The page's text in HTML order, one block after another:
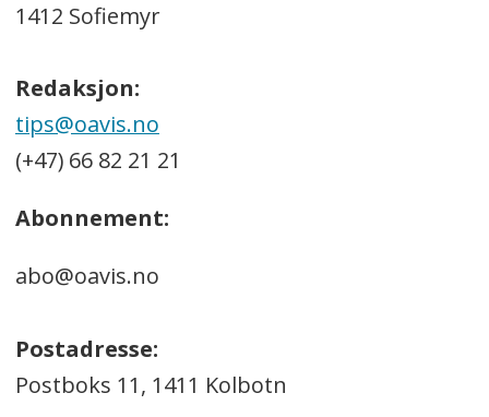
1412 Sofiemyr
Redaksjon:
tips@oavis.no
(+47) 66 82 21 21
Abonnement:
abo@oavis.no
Postadresse:
Postboks 11, 1411 Kolbotn